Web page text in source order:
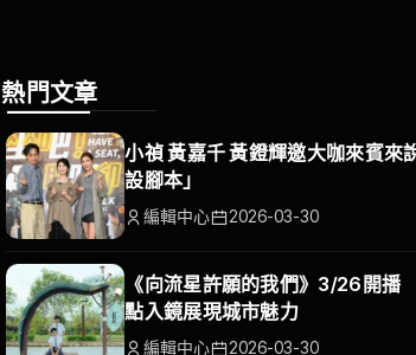
熱門文章
小禎 黃嘉千 黃鐙輝邀大咖來賓來
設腳本」
編輯中心 2026-03-30
《向流星許願的我們》3/26開
點入鏡展現城市魅力
編輯中心 2026-03-30